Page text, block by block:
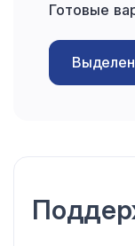
Готовые